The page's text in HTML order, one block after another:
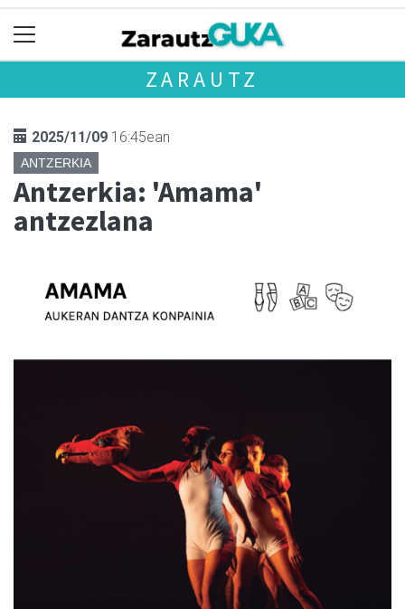
ZARAUTZ
2025/11/09 16:45ean
ANTZERKIA
Antzerkia: 'Amama'
antzezlana